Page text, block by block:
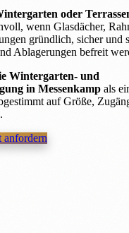
oder
wenn Glasdächer,
gründlich, sicher und
Ablagerungen befreit
Wintergarten- und
in Messenkamp als
auf Größe,
anfordern